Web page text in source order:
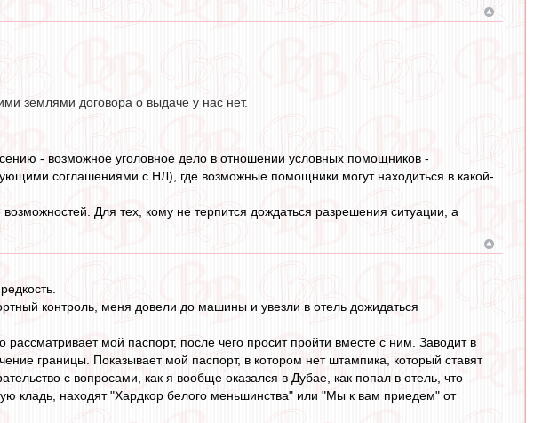
землями договора о выдаче у нас нет.
- возможное уголовное дело в отношении условных помощников -
соглашениями с НЛ), где возможные помощники могут находиться в какой-
Для тех, кому не терпится дождаться разрешения ситуации, а
контроль, меня довели до машины и увезли в отель дожидаться
мой паспорт, после чего просит пройти вместе с ним. Заводит в
границы. Показывает мой паспорт, в котором нет штампика, который ставят
с вопросами, как я вообще оказался в Дубае, как попал в отель, что
кладь, находят "Хардкор белого меньшинства" или "Мы к вам приедем" от